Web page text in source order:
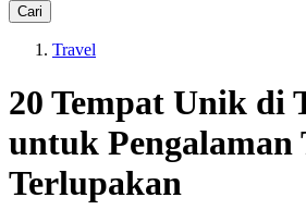
Cari
Travel
20 Tempat Unik di
untuk Pengalaman
Terlupakan